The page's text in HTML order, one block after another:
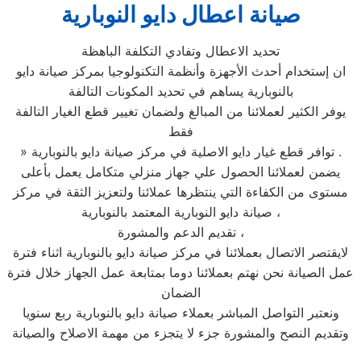
صيانة اعطال دايو النوبارية
تحديد الاعطال وتفادي التكلفة الباهظة
ان إستخدام أحدث الأجهزة وأنظمة التكنولوجيا بمركز صيانة دايو
بالنوبارية يساهم في تحديد المكونات التالفة
يوفر الكثير لعملائنا من المبالغ ولضمان تغيير قطع الغيار التالفة
فقط
» توافر قطع غيار دايو الاصلية في مركز صيانة دايو بالنوبارية .
يضمن لعملائنا الحصول علي جهاز منزلي متكامل يعمل بأعلى
مستوى من الكفاءة التي ينتظرها عملائنا ولتعزيز الثقة في مركز
صيانة دايو النوبارية المعتمد بالنوبارية ،
تقديم الدعم والمشورة ،
لايقتصر الاتصال بعملائنا في مركز صيانة دايو بالنوبارية اثناء فترة
عمل الصيانة نحن نهتم بعملائنا دوما بمتابعة عمل الجهاز خلال فترة
الضمان
ونعتبر التواصل المباشر بعملاء صيانة دايو بالنوبارية ربع سنويا
وتقديم النصح والمشورة جزء لا يتجزء من مهمة الاصلاح والصيانة